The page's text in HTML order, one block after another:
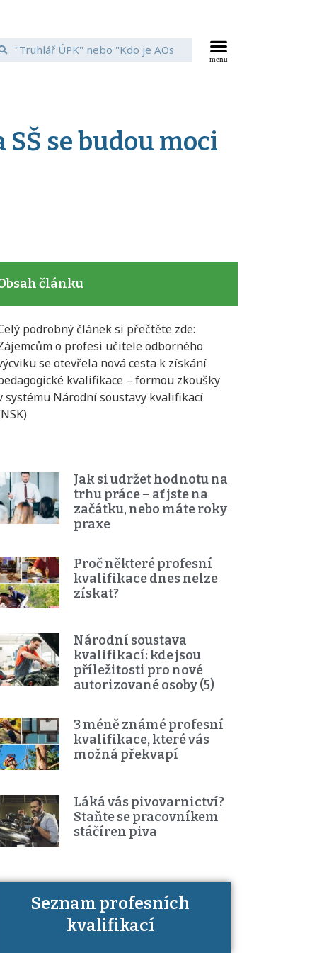
se budou moci
článku
podrobný článek si přečtěte zde:
o profesi učitele odborného
se otevřela nová cesta k získání
kvalifikace – formou zkoušky
systému Národní soustavy kvalifikací
Jak si udržet hodnotu na
trhu práce – ať jste na
začátku, nebo máte roky
praxe
Proč některé profesní
kvalifikace dnes nelze
získat?
Národní soustava
kvalifikací: kde jsou
příležitosti pro nové
autorizované osoby (5)
3 méně známé profesní
kvalifikace, které vás
možná překvapí
Láká vás pivovarnictví?
Staňte se pracovníkem
stáčíren piva
Seznam profesních
kvalifikací
Víte, jaké dovednosti musíte pro
danou kvalifikaci prokázat?